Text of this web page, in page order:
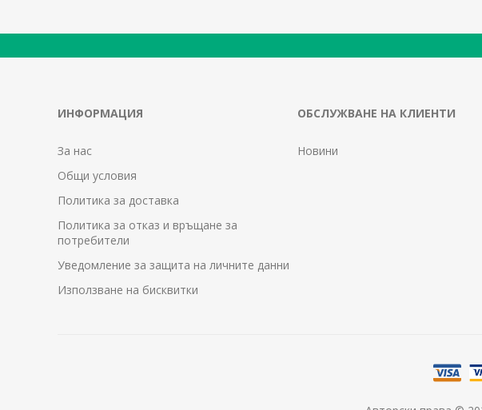
ИНФОРМАЦИЯ
За нас
Общи условия
Политика за доставка
Политика за отказ и връщане за
потребители
Уведомление за защита на личните данни
Използване на бисквитки
ОБСЛУЖВАНЕ НА КЛИЕНТИ
Новини